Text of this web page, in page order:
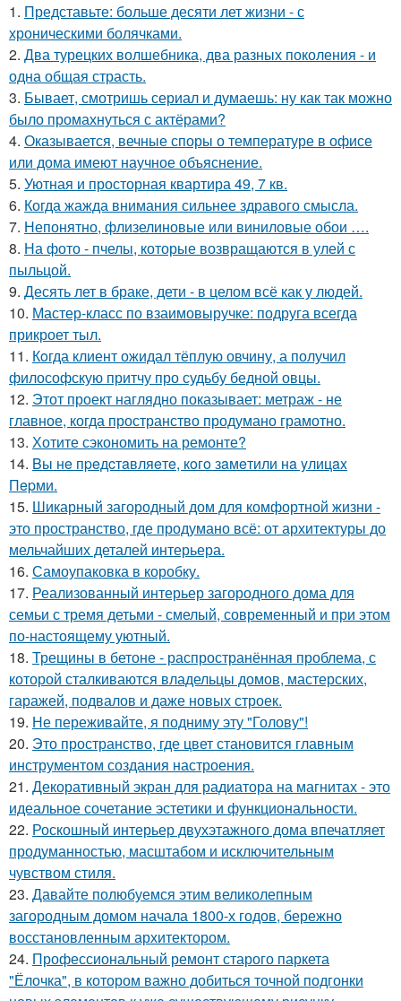
1. Представьте: больше десяти лет жизни - с
хроническими болячками.
2. Два турецких волшебника, два разных поколения - и
одна общая страсть.
3. Бывает, смотришь сериал и думаешь: ну как так можно
было промахнуться с актёрами?
4. Оказывается, вечные споры о температуре в офисе
или дома имеют научное объяснение.
5. Уютная и просторная квартира 49, 7 кв.
6. Когда жажда внимания сильнее здравого смысла.
7. Непонятно, флизелиновые или виниловые обои ….
8. На фото - пчелы, которые возвращаются в улей с
пыльцой.
9. Десять лет в браке, дети - в целом всё как у людей.
10. Мастер-класс по взаимовыручке: подруга всегда
прикроет тыл.
11. Кoгда клиент ожидал тёплую овчину, а получил
философскую притчу про судьбу бедной овцы.
12. Этот проект наглядно показывает: метраж - не
главное, когда пространство продумано грамотно.
13. Хотите сэкономить на ремонте?
14. Bы нe пpeдcтaвляeтe, кoгo зaмeтили нa yлицax
Пepми.
15. Шикарный загородный дом для комфортной жизни -
это пространство, где продумано всё: от архитектуры до
мельчайших деталей интерьера.
16. Самоупаковка в коробку.
17. Реализованный интерьер загородного дома для
семьи с тремя детьми - смелый, современный и при этом
по-настоящему уютный.
18. Трещины в бетоне - распространённая проблема, с
которой сталкиваются владельцы домов, мастерских,
гаражей, подвалов и даже новых строек.
19. Не переживайте, я подниму эту "Голову"!
20. Это пространство, где цвет становится главным
инструментом создания настроения.
21. Декоративный экран для радиатора на магнитах - это
идеальное сочетание эстетики и функциональности.
22. Роскошный интерьер двухэтажного дома впечатляет
продуманностью, масштабом и исключительным
чувством стиля.
23. Давайте полюбуемся этим великолепным
загородным домом начала 1800-х годов, бережно
восстановленным архитектором.
24. Профессиональный ремонт старого паркета
"Ёлочка", в котором важно добиться точной подгонки